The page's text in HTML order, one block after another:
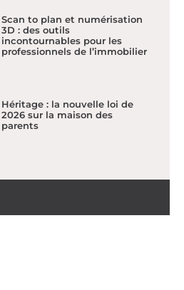
Scan to plan et numérisation
3D : des outils
incontournables pour les
professionnels de l’immobilier
Héritage : la nouvelle loi de
2026 sur la maison des
parents